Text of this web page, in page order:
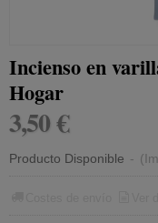
Incienso en
Hogar
3,50 €
Producto Disponible -